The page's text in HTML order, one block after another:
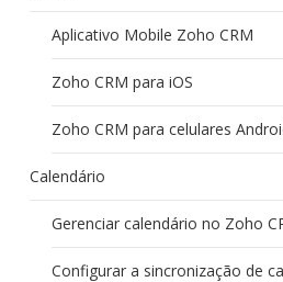
Aplicativo Mobile Zoho CRM
Zoho CRM para iOS
Zoho CRM para celulares
Calendário
Gerenciar calendário no Zoho
Configurar a sincronização de